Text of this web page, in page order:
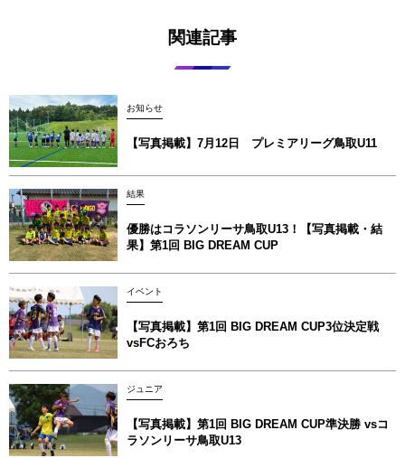
関連記事
お知らせ
【写真掲載】7月12日 プレミアリーグ鳥取U11
結果
優勝はコラソンリーサ鳥取U13！【写真掲載‪‪‪︎︎・結
果】第1回 BIG DREAM CUP
イベント
【写真掲載】第1回 BIG DREAM CUP3位決定戦
vsFCおろち
ジュニア
【写真掲載】第1回 BIG DREAM CUP準決勝 vsコ
ラソンリーサ鳥取U13